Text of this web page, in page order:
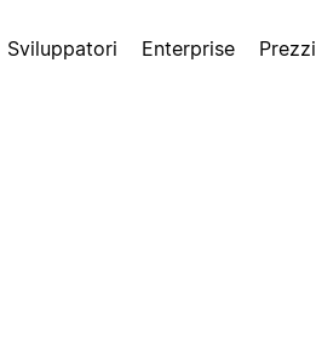
Sviluppatori Enterprise Prezzi